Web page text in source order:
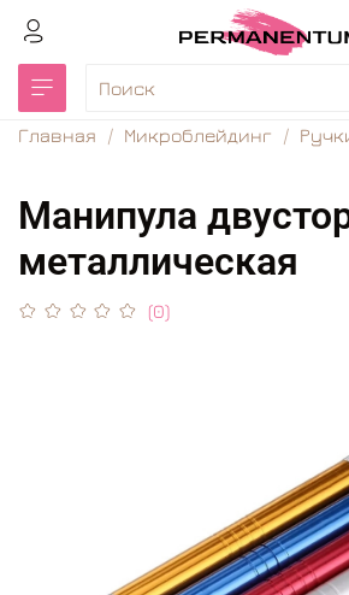
Главная Микроблейдинг
Манипула
металлическая
(0)